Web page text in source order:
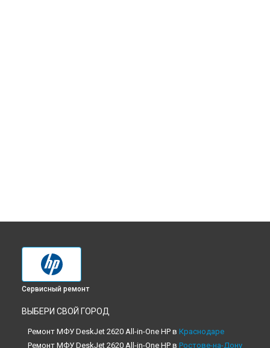
Сервисный ремонт
ВЫБЕРИ СВОЙ ГОРОД
Ремонт МФУ DeskJet 2620 All-in-One HP в Краснодаре
Ремонт МФУ DeskJet 2620 All-in-One HP в Ростове-на-Дону